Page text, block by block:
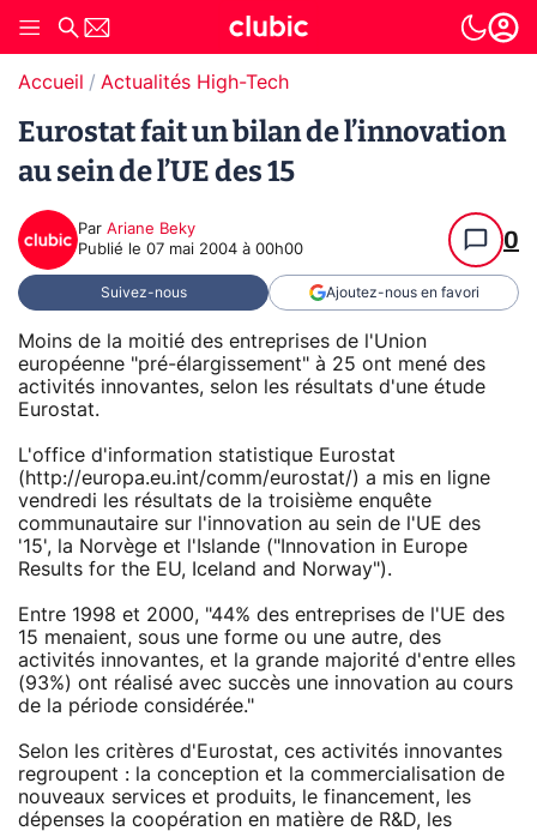
Accueil Actualités High-Tech
Eurostat fait un bilan de l’innovation
au sein de l’UE des 15
Par Ariane Beky
Publié le 07 mai 2004 à 00h00 0
Suivez-nous Ajoutez-nous en favori
Moins de la moitié des entreprises de l'Union
européenne "pré-élargissement" à 25 ont mené des
activités innovantes, selon les résultats d'une étude
Eurostat.
L'office d'information statistique Eurostat
(http://europa.eu.int/comm/eurostat/) a mis en ligne
vendredi les résultats de la troisième enquête
communautaire sur l'innovation au sein de l'UE des
'15', la Norvège et l'Islande ("Innovation in Europe
Results for the EU, Iceland and Norway").
Entre 1998 et 2000, "44% des entreprises de l'UE des
15 menaient, sous une forme ou une autre, des
activités innovantes, et la grande majorité d'entre elles
(93%) ont réalisé avec succès une innovation au cours
de la période considérée."
Selon les critères d'Eurostat, ces activités innovantes
regroupent : la conception et la commercialisation de
nouveaux services et produits, le financement, les
dépenses la coopération en matière de R&D, les